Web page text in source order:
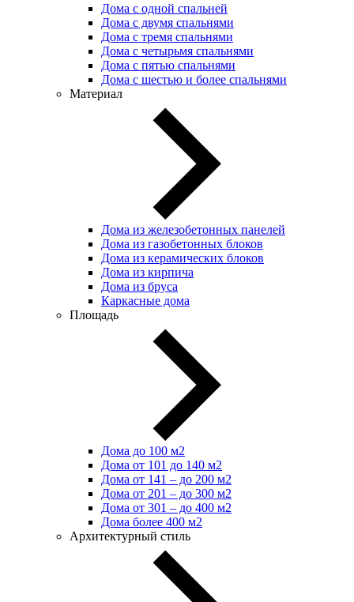
Дома с одной спальней
Дома с двумя спальнями
Дома с тремя спальнями
Дома с четырьмя спальнями
Дома с пятью спальнями
Дома с шестью и более спальнями
Материал
Дома из железобетонных панелей
Дома из газобетонных блоков
Дома из керамических блоков
Дома из кирпича
Дома из бруса
Каркасные дома
Площадь
Дома до 100 м2
Дома от 101 до 140 м2
Дома от 141 – до 200 м2
Дома от 201 – до 300 м2
Дома от 301 – до 400 м2
Дома более 400 м2
Архитектурный стиль